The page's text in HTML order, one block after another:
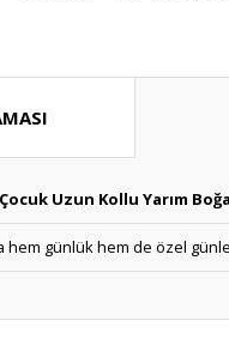
Uzun Kollu Yarım
hem günlük hem de özel